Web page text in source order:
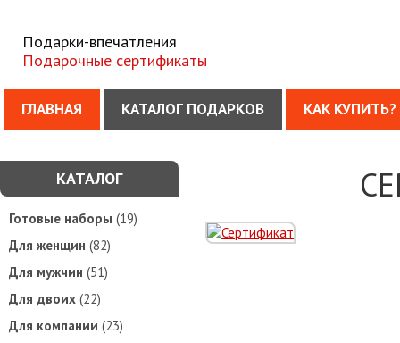
Подарки-впечатления
Подарочные сертификаты
ГЛАВНАЯ КАТАЛОГ ПОДАРКОВ КАК КУПИТЬ?
КАТАЛОГ
Готовые наборы (19)
Для женщин (82)
Для мужчин (51)
Для двоих (22)
Для компании (23)